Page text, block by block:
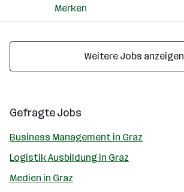
Merken
Weitere Jobs anzeigen
Gefragte Jobs
Business Management in Graz
Logistik Ausbildung in Graz
Medien in Graz